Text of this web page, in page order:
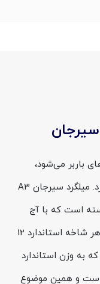
باربر می‌شود،
انتخاب میلگردی مطمئن اهمیت ویژه‌ای دارد. میلگرد سیرجان A3
دسته است که با آج
جناغی و استحکام بالا تولید می‌شود. وزن هر شاخه استاندارد 12
است که به وزن استاندارد
نزدیک است و همین موضوع